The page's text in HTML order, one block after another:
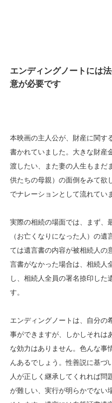
エンディングノートには
意が必要です
本映画の主人公が、財産に関す
書かれていました。大きな財産
渡したい、また妻の人生もまだ
供たちの母親）の面倒をみて欲
でナレーションとして流れてい
実際の相続の場面では、まず、
（お亡くなりになった人）の
ては遺言書の内容が被相続人の
言書がなかった場合は、相続人
し、相続人全員の署名捺印した
す。
エンディングノートは、自分の
事ができますが、しかしそれは
な効力はありません。色んな事
んあるでしょう。性善説に基づ
人が正しく継承してくれれば問
が難しい、実行が明らかでない